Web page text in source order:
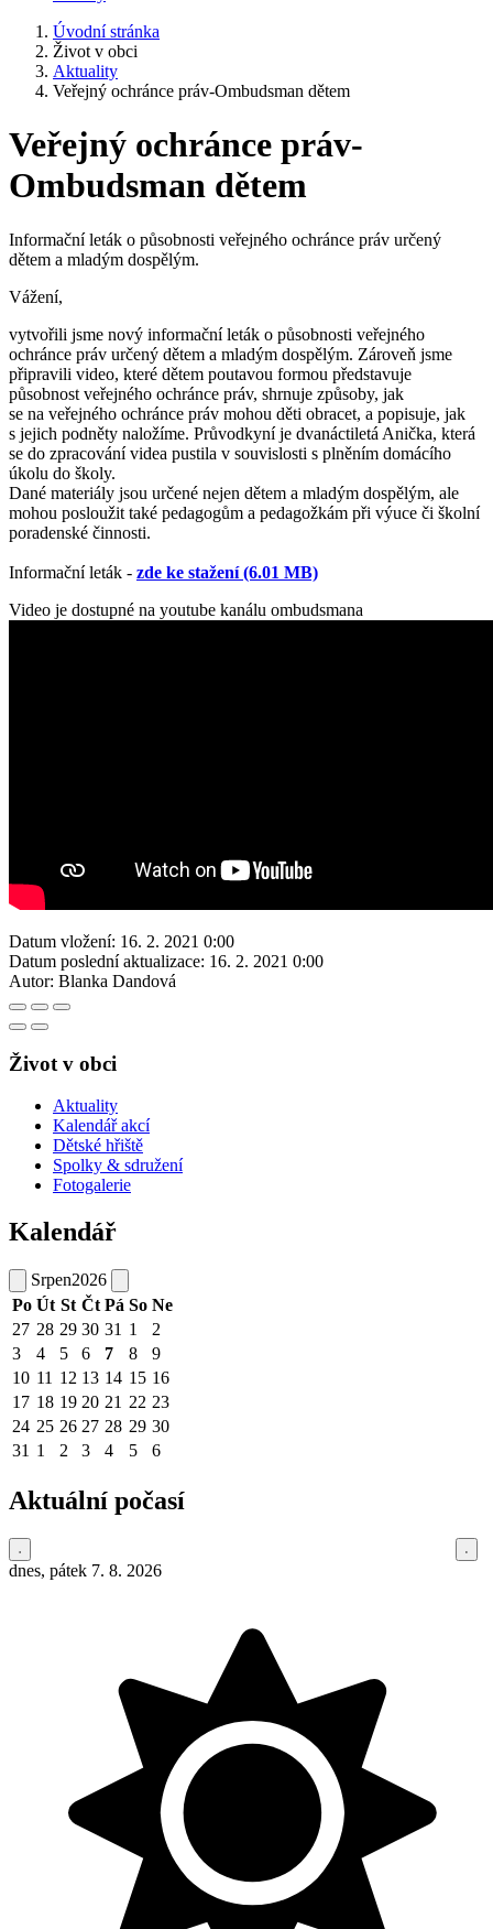
Úvodní stránka
Život v obci
Aktuality
Veřejný ochránce práv-Ombudsman dětem
Veřejný ochránce práv-
Ombudsman dětem
Informační leták o působnosti veřejného ochránce práv určený
dětem a mladým dospělým.
Vážení,
vytvořili jsme nový informační leták o působnosti veřejného
ochránce práv určený dětem a mladým dospělým. Zároveň jsme
připravili video, které dětem poutavou formou představuje
působnost veřejného ochránce práv, shrnuje způsoby, jak
se na veřejného ochránce práv mohou děti obracet, a popisuje, jak
s jejich podněty naložíme. Průvodkyní je dvanáctiletá Anička, která
se do zpracování videa pustila v souvislosti s plněním domácího
úkolu do školy.
Dané materiály jsou určené nejen dětem a mladým dospělým, ale
mohou posloužit také pedagogům a pedagožkám při výuce či školní
poradenské činnosti.
Informační leták - zde ke stažení (6.01 MB)
Video je dostupné na youtube kanálu ombudsmana
Datum vložení: 16. 2. 2021 0:00
Datum poslední aktualizace: 16. 2. 2021 0:00
Autor: Blanka Dandová
Život v obci
Aktuality
Kalendář akcí
Dětské hřiště
Spolky & sdružení
Fotogalerie
Kalendář
Srpen2026
Po Út St Čt Pá So Ne
27 28 29 30 31 1
2
3
4 5 6 7 8
9
10 11 12 13 14 15 16
17 18 19 20 21 22 23
24 25 26 27 28 29 30
31 1 2 3 4 5 6
Aktuální počasí
dnes, pátek 7. 8. 2026